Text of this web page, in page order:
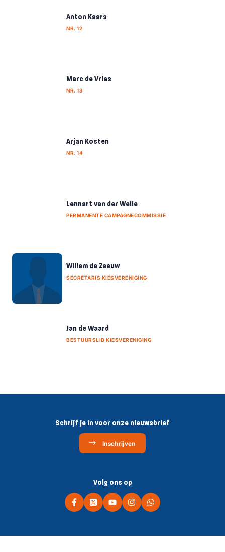
Anton Kaars
NR. 12
Marc de Vries
NR. 13
Arjan Kosten
NR. 14
Lennart van der Welle
PERMANENTE CAMPAGNECOMMISSIE
Willem de Zeeuw
SECRETARIS KIESVERENIGING
Jan de Waard
BESTUURSLID KIESVERENIGING
Schrijf je in voor onze nieuwsbrief
Inschrijven
Volg ons op